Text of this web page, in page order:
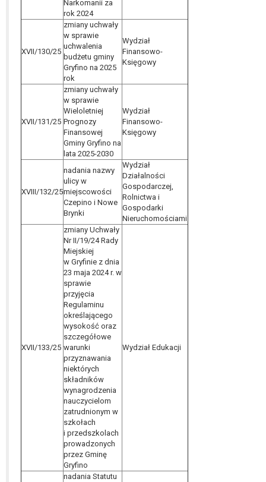
Narkomanii za
rok 2024
XVII/130/25
zmiany uchwały
w sprawie
uchwalenia
budżetu gminy
Gryfino na 2025
rok
Wydział
Finansowo-
Księgowy
XVII/131/25
zmiany uchwały
w sprawie
Wieloletniej
Prognozy
Finansowej
Gminy Gryfino na
lata 2025-2030
Wydział
Finansowo-
Księgowy
XVIII/132/25
nadania nazwy
ulicy w
miejscowości
Czepino i Nowe
Brynki
Wydział
Działalności
Gospodarczej,
Rolnictwa i
Gospodarki
Nieruchomościami
XVII/133/25
zmiany Uchwały
Nr II/19/24 Rady
Miejskiej
w Gryfinie z dnia
23 maja 2024 r. w
sprawie
przyjęcia
Regulaminu
określającego
wysokość oraz
szczegółowe
warunki
przyznawania
niektórych
składników
wynagrodzenia
nauczycielom
zatrudnionym w
szkołach
i przedszkolach
prowadzonych
przez Gminę
Gryfino
Wydział Edukacji
nadania Statutu